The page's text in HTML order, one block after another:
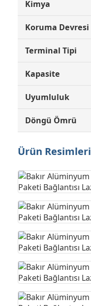
Kimya
Koruma Devresi
Terminal Tipi
Kapasite
Uyumluluk
Döngü Ömrü
Ürün Resimleri